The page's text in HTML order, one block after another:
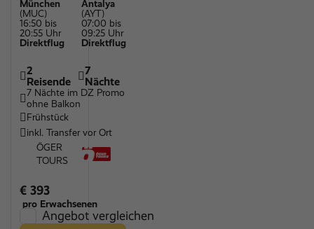
München
(MUC)
16:50 bis
20:55 Uhr
Direktflug
Antalya
(AYT)
07:00 bis
09:25 Uhr
Direktflug
2
Reisende
7
Nächte
7 Nächte im DZ Promo
ohne Balkon
Frühstück
inkl. Transfer vor Ort
ÖGER
TOURS
€ 393
pro Erwachsenen
Angebot vergleichen